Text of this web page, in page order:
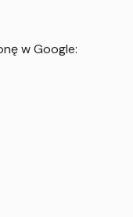
w Google: